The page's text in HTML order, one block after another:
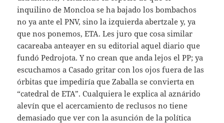
inquilino de Moncloa se ha bajado los bombachos
no ya ante el PNV, sino la izquierda abertzale y, ya
que nos ponemos, ETA. Les juro que cosa similar
cacareaba anteayer en su editorial aquel diario que
fundó Pedrojota. Y no crean que anda lejos el PP; ya
escuchamos a Casado gritar con los ojos fuera de las
órbitas que impediría que Zaballa se convierta en
“catedral de ETA”. Cualquiera le explica al aznárido
alevín que el acercamiento de reclusos no tiene
demasiado que ver con la asunción de la política